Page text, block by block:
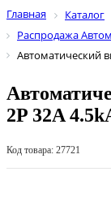
Главная Каталог
Распродажа
Автоматический
2P 32A
Код товара: 27721